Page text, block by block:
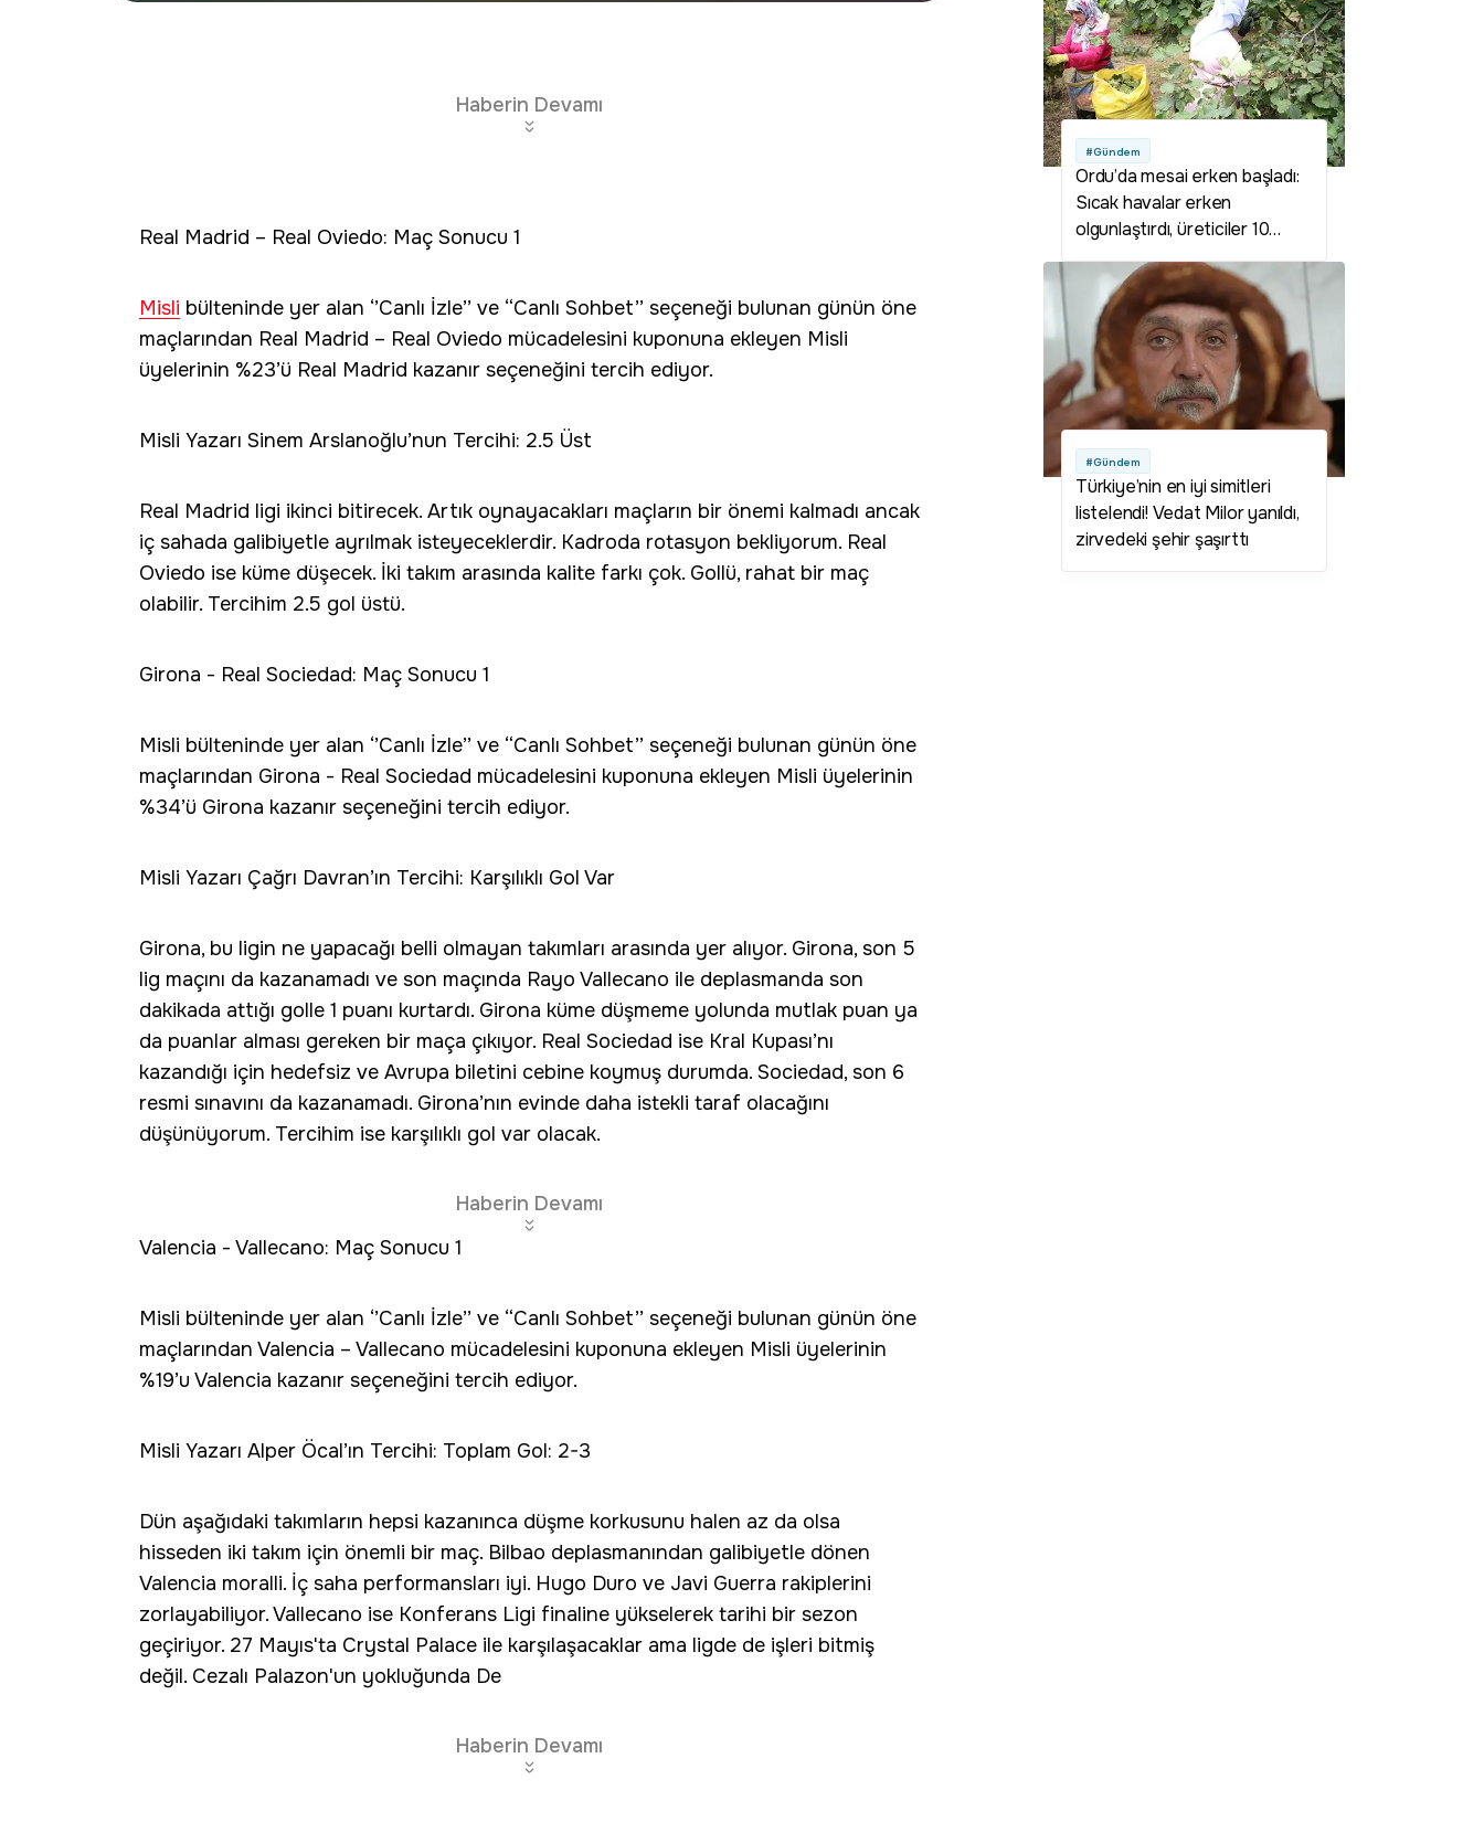
Haberin Devamı
Real Madrid – Real Oviedo: Maç Sonucu 1
Misli bülteninde yer alan ‘’Canlı İzle’’ ve “Canlı Sohbet’’ seçeneği bulunan günün öne
maçlarından Real Madrid – Real Oviedo mücadelesini kuponuna ekleyen Misli
üyelerinin %23’ü Real Madrid kazanır seçeneğini tercih ediyor.
Misli Yazarı Sinem Arslanoğlu’nun Tercihi: 2.5 Üst
Real Madrid ligi ikinci bitirecek. Artık oynayacakları maçların bir önemi kalmadı ancak
iç sahada galibiyetle ayrılmak isteyeceklerdir. Kadroda rotasyon bekliyorum. Real
Oviedo ise küme düşecek. İki takım arasında kalite farkı çok. Gollü, rahat bir maç
olabilir. Tercihim 2.5 gol üstü.
Girona - Real Sociedad: Maç Sonucu 1
Misli bülteninde yer alan ‘’Canlı İzle’’ ve “Canlı Sohbet’’ seçeneği bulunan günün öne
maçlarından Girona - Real Sociedad mücadelesini kuponuna ekleyen Misli üyelerinin
%34’ü Girona kazanır seçeneğini tercih ediyor.
Misli Yazarı Çağrı Davran’ın Tercihi: Karşılıklı Gol Var
Girona, bu ligin ne yapacağı belli olmayan takımları arasında yer alıyor. Girona, son 5
lig maçını da kazanamadı ve son maçında Rayo Vallecano ile deplasmanda son
dakikada attığı golle 1 puanı kurtardı. Girona küme düşmeme yolunda mutlak puan ya
da puanlar alması gereken bir maça çıkıyor. Real Sociedad ise Kral Kupası’nı
kazandığı için hedefsiz ve Avrupa biletini cebine koymuş durumda. Sociedad, son 6
resmi sınavını da kazanamadı. Girona’nın evinde daha istekli taraf olacağını
düşünüyorum. Tercihim ise karşılıklı gol var olacak.
Haberin Devamı
Valencia - Vallecano: Maç Sonucu 1
Misli bülteninde yer alan ‘’Canlı İzle’’ ve “Canlı Sohbet’’ seçeneği bulunan günün öne
maçlarından Valencia – Vallecano mücadelesini kuponuna ekleyen Misli üyelerinin
%19’u Valencia kazanır seçeneğini tercih ediyor.
Misli Yazarı Alper Öcal’ın Tercihi: Toplam Gol: 2-3
Dün aşağıdaki takımların hepsi kazanınca düşme korkusunu halen az da olsa
hisseden iki takım için önemli bir maç. Bilbao deplasmanından galibiyetle dönen
Valencia moralli. İç saha performansları iyi. Hugo Duro ve Javi Guerra rakiplerini
zorlayabiliyor. Vallecano ise Konferans Ligi finaline yükselerek tarihi bir sezon
geçiriyor. 27 Mayıs'ta Crystal Palace ile karşılaşacaklar ama ligde de işleri bitmiş
değil. Cezalı Palazon'un yokluğunda De
Haberin Devamı
#Gündem
Ordu’da mesai erken başladı:
Sıcak havalar erken
olgunlaştırdı, üreticiler 10
bahçedeydi
#Gündem
Türkiye’nin en iyi simitleri
listelendi! Vedat Milor yanıldı,
zirvedeki şehir şaşırttı